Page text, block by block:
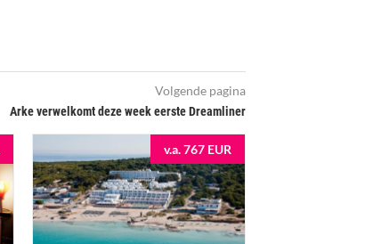
Volgende pagina
Arke verwelkomt deze week eerste Dreamliner
v.a. 767 EUR